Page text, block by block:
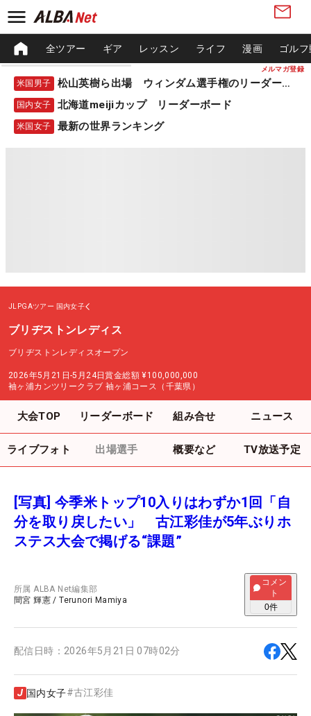
メルマガ登録
全ツアー ギア レッスン ライフ 漫画 ゴル
米国男子 松山英樹ら出場 ウィンダム選手権のリーダーボード
国内女子 北海道meijiカップ リーダーボード
米国女子 最新の世界ランキング
JLPGAツアー 国内女子
ブリヂストンレディス
ブリヂストンレディスオープン
2026年5月21日-5月24日賞金総額 ¥100,000,000
袖ヶ浦カンツリークラブ 袖ヶ浦コース（千葉県）
大会TOP リーダーボード 組み合せ ニュース
ライブフォト 出場選手 概要など TV放送予定
[写真] 今季米トップ10入りはわずか1回「自
分を取り戻したい」 古江彩佳が5年ぶりホ
ステス大会で掲げる“課題”
所属ALBA Net編集部
間宮 輝憲 /Terunori Mamiya
コメン
ト
0件
配信日時： 2026年5月21日 07時02分
国内女子#古江彩佳